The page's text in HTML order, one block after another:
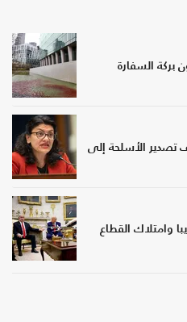
السفارة
تصدير الأسلحة إلى
وامتلاك القطاع